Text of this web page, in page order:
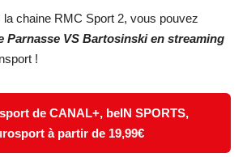
la chaine RMC Sport 2, vous pouvez
Parnasse VS Bartosinski en streaming
!
de CANAL+, beIN SPORTS,
à partir de 19,99€